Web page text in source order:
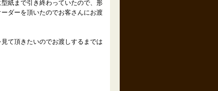
紙まで引き終わっていたので、形
ダーを頂いたのでお客さんにお渡
て頂きたいのでお渡しするまでは